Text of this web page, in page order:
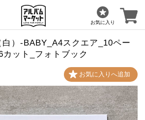
お気に入り
）-BABY_A4スクエア_10ペー
カット_フォトブック